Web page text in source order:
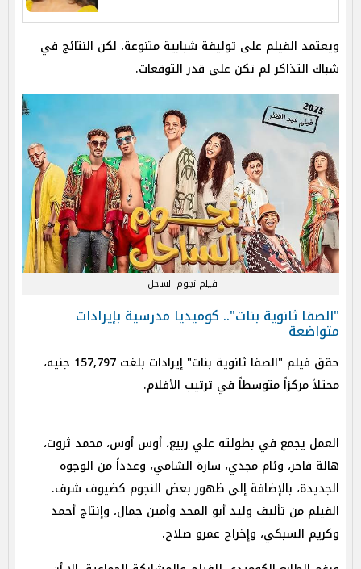
ويعتمد الفيلم على توليفة شبابية متنوعة، لكن النتائج في
شباك التذاكر لم تكن على قدر التوقعات.
فيلم نجوم الساحل
"الصفا ثانوية بنات".. كوميديا مدرسية بإيرادات
متواضعة
حقق فيلم "الصفا ثانوية بنات" إيرادات بلغت 157,797 جنيه،
محتلاً مركزاً متوسطاً في ترتيب الأفلام.
العمل يجمع في بطولته علي ربيع، أوس أوس، محمد ثروت،
هالة فاخر، وئام مجدي، سارة الشامي، وعدداً من الوجوه
الجديدة، بالإضافة إلى ظهور بعض النجوم كضيوف شرف.
الفيلم من تأليف وليد أبو المجد وأمين جمال، وإنتاج أحمد
وكريم السبكي، وإخراج عمرو صلاح.